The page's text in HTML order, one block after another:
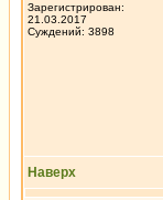
Зарегистрирован:
21.03.2017
Суждений: 3898
Наверх